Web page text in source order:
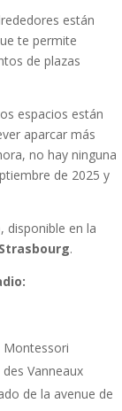
están
te permite
de plazas
espacios están
aparcar más
no hay ninguna
de 2025 y
disponible en la
.
Montessori
Vanneaux
de la avenue de